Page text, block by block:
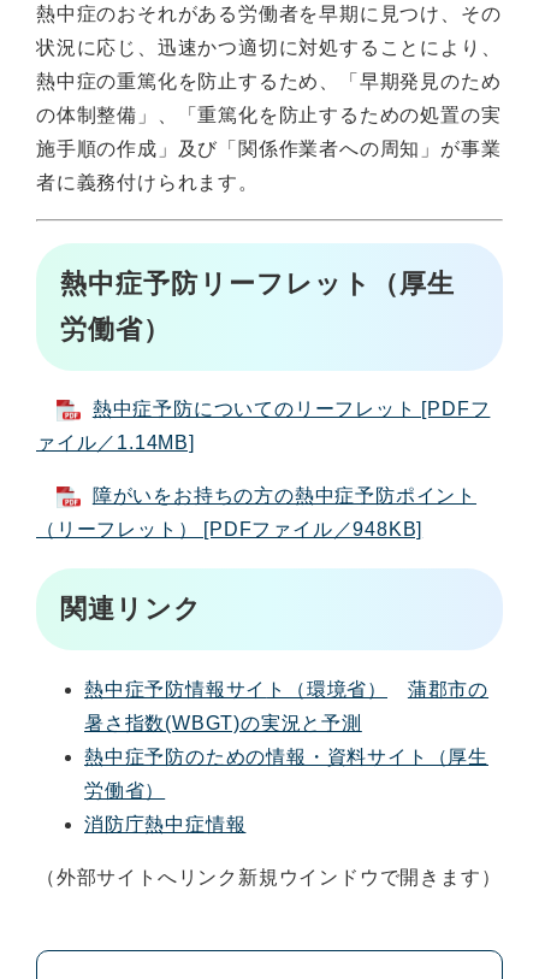
熱中症のおそれがある労働者を早期に見つけ、その
状況に応じ、迅速かつ適切に対処することにより、
熱中症の重篤化を防止するため、「早期発見のため
の体制整備」、「重篤化を防止するための処置の実
施手順の作成」及び「関係作業者への周知」が事業
者に義務付けられます。
熱中症予防リーフレット（厚生
労働省）
熱中症予防についてのリーフレット [PDFフ
ァイル／1.14MB]
障がいをお持ちの方の熱中症予防ポイント
（リーフレット） [PDFファイル／948KB]
関連リンク
熱中症予防情報サイ ト（環境省）
蒲郡市の
暑さ指数(WBGT)の実況と予測
熱中症予防のための情報・資料サイト（厚生
労働省）
消防庁熱中症情報
（外部サイトへリンク新規ウインドウで開きます）